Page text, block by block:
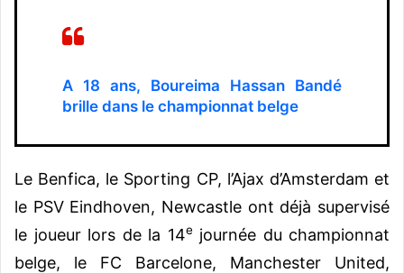
A 18 ans, Boureima Hassan Bandé
brille dans le championnat belge
Le Benfica, le Sporting CP, l’Ajax d’Amsterdam et
le PSV Eindhoven, Newcastle ont déjà supervisé
le joueur lors de la 14ejournée du championnat
belge, le FC Barcelone, Manchester United,